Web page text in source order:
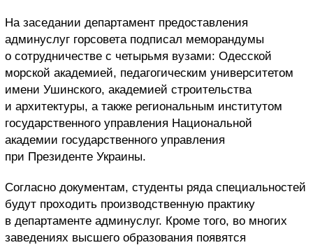
На заседании департамент предоставления
админуслуг горсовета подписал меморандумы
о сотрудничестве с четырьмя вузами: Одесской
морской академией, педагогическим университетом
имени Ушинского, академией строительства
и архитектуры, а также региональным институтом
государственного управления Национальной
академии государственного управления
при Президенте Украины.
Согласно документам, студенты ряда специальностей
будут проходить производственную практику
в департаменте админуслуг. Кроме того, во многих
заведениях высшего образования появятся